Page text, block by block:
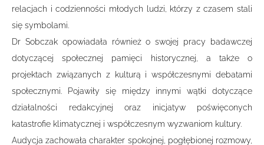
relacjach i codzienności młodych ludzi, którzy z czasem stali
się symbolami.
Dr Sobczak opowiadała również o swojej pracy badawczej
dotyczącej społecznej pamięci historycznej, a także o
projektach związanych z kulturą i współczesnymi debatami
społecznymi. Pojawiły się między innymi wątki dotyczące
działalności redakcyjnej oraz inicjatyw poświęconych
katastrofie klimatycznej i współczesnym wyzwaniom kultury.
Audycja zachowała charakter spokojnej, pogłębionej rozmowy,